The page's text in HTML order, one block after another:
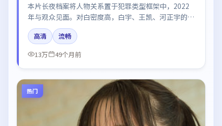
本片长夜档案将人物关系置于犯罪类型框架中，2022
年与观众见面。对白密度高，白宇、王凯、河正宇的台
词节奏值得关注；整体气质偏法国都市与冷色调摄影。
高清
流畅
13万
49个月前
热门